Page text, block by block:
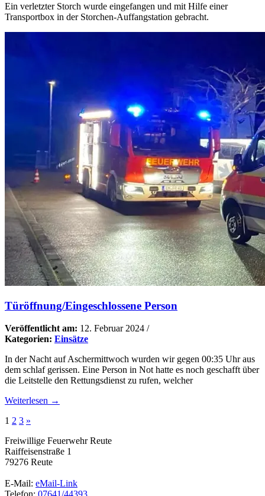
Ein verletzter Storch wurde eingefangen und mit Hilfe einer
Transportbox in der Storchen-Auffangstation gebracht.
Türöffnung/Eingeschlossene Person
Veröffentlicht am: 12. Februar 2024 /
Kategorien: Einsätze
In der Nacht auf Aschermittwoch wurden wir gegen 00:35 Uhr aus
dem schlaf gerissen. Eine Person in Not hatte es noch geschafft über
die Leitstelle den Rettungsdienst zu rufen, welcher
Weiterlesen →
1 2 3 »
Freiwillige Feuerwehr Reute
Raiffeisenstraße 1
79276 Reute
E-Mail: eMail-Link